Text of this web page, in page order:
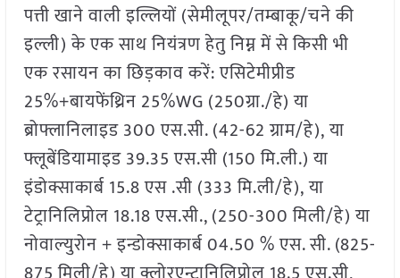
पत्ती खाने वाली इल्लियों (सेमीलूपर/तम्बाकू/चने की
इल्ली) के एक साथ नियंत्रण हेतु निम्न में से किसी भी
एक रसायन का छिड़काव करें: एसिटेमीप्रीड
25%+बायफेंथ्रिन 25%WG (250ग्रा./हे) या
ब्रोफ्लानिलाइड 300 एस.सी. (42-62 ग्राम/हे), या
फ्लूबेंडियामाइड 39.35 एस.सी (150 मि.ली.) या
इंडोक्साकार्ब 15.8 एस .सी (333 मि.ली/हे), या
टेट्रानिलिप्रोल 18.18 एस.सी., (250-300 मिली/हे) या
नोवाल्युरोन + इन्डोक्साकार्ब 04.50 % एस. सी. (825-